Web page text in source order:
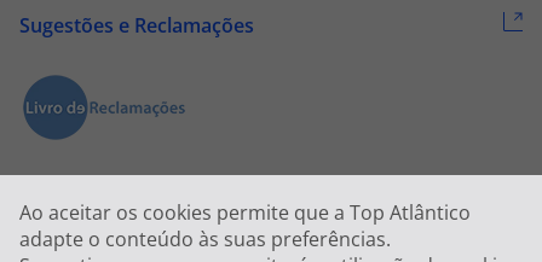
Ao aceitar os cookies permite que a Top Atlântico
adapte o conteúdo às suas preferências.
Sugestões e Reclamações